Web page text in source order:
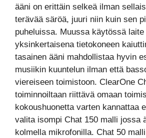
ääni on erittäin selkeä ilman
terävää säröä, juuri niin kuin sen
puheluissa. Muussa käytössä
yksinkertaisena tietokoneen
tasainen ääni mahdollistaa hyvin
musiikin kuuntelun ilman että
viereiseen toimistoon. ClearOne
toiminnoiltaan riittävä omaan
kokoushuonetta varten kannattaa
valita isompi Chat 150 malli jossa
kolmella mikrofonilla. Chat 50